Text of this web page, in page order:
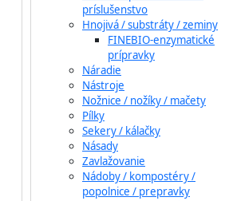
príslušenstvo
Hnojivá / substráty / zeminy
FINEBIO-enzymatické
prípravky
Náradie
Nástroje
Nožnice / nožíky / mačety
Pílky
Sekery / kálačky
Násady
Zavlažovanie
Nádoby / kompostéry /
popolnice / prepravky